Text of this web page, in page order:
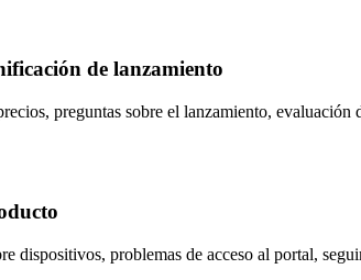
de lanzamiento
preguntas sobre el lanzamiento,
dispositivos, problemas de acceso al portal,